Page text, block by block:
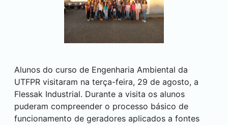
Alunos do curso de Engenharia Ambiental da
UTFPR visitaram na terça-feira, 29 de agosto, a
Flessak Industrial. Durante a visita os alunos
puderam compreender o processo básico de
funcionamento de geradores aplicados a fontes